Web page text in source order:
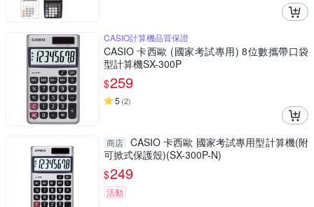
CASIO計算機品質保證
CASIO 卡西歐 (國家考試專用) 8位數攜帶口袋
型計算機SX-300P
$259
5 (2)
商店 CASIO 卡西歐 國家考試專用型計算機(附
可掀式保護殼)(SX-300P-N)
$249
活動